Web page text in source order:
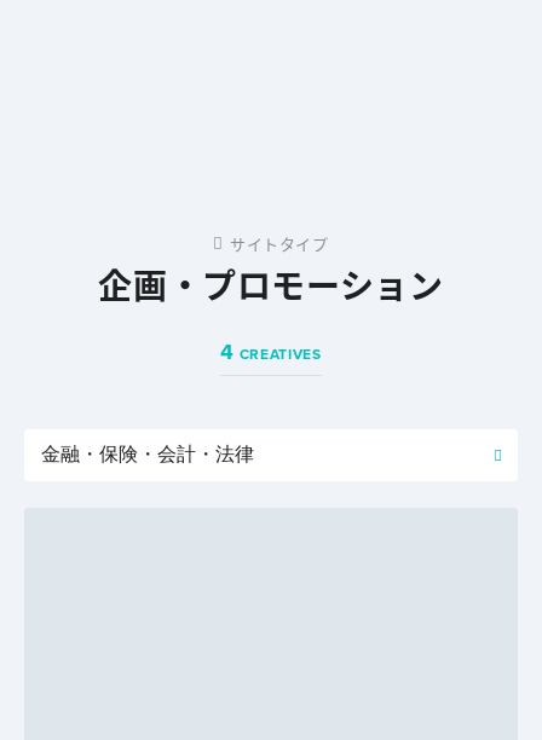
サイトタイプ
企画・プロモーション
4 CREATIVES